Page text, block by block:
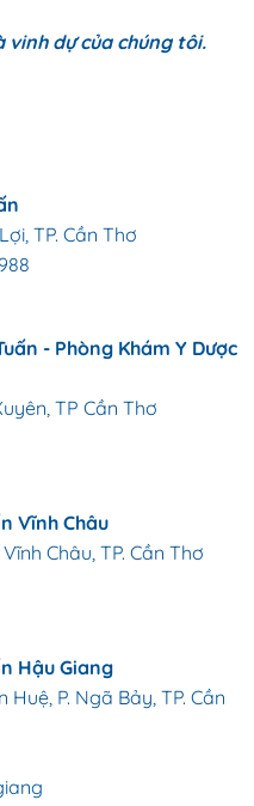
vinh dự của chúng tôi.
TP. Cần Thơ
- Phòng Khám Y Dược
TP Cần Thơ
Vĩnh Châu
Châu, TP. Cần Thơ
Hậu Giang
P. Ngã Bảy, TP. Cần